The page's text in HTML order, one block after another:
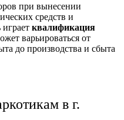
при вынесении
средств и
квалификация
варьироваться от
до производства и сбыта
в г.